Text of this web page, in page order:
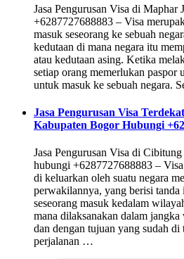
Jasa Pengurusan Visa di Maphar
+6287727688883 – Visa
masuk seseorang ke sebuah
kedutaan di mana negara itu
atau kedutaan asing. Ketika
setiap orang memerlukan
untuk masuk ke sebuah negara.
Jasa Pengurusan Visa
Kabupaten Bogor Hubungi
Jasa Pengurusan Visa di
hubungi +6287727688883 –
di keluarkan oleh suatu negara
perwakilannya, yang berisi
seseorang masuk kedalam
mana dilaksanakan dalam
dan dengan tujuan yang sudah
perjalanan …